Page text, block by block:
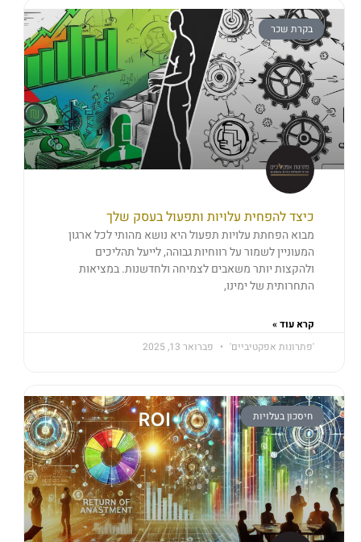
בקרת שכר
כיצד להפחית עלויות ותפעול בעסק שלך
מבוא הפחתת עלויות תפעול היא נושא מהותי לכל ארגון
המעוניין לשמור על רווחיות גבוהה, לייעל תהליכים
ולהקצות יותר משאבים לצמיחה ולחדשנות. במציאות
התחרותית של ימינו,
קרא עוד »
'פתרונות אפקטיביים'
פברואר 13, 2025
חיסכון בעלויות